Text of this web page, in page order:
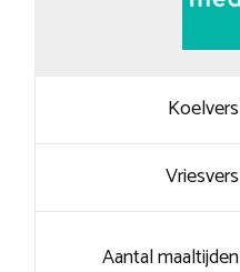
Koelvers
Vriesvers
Aantal maaltijden